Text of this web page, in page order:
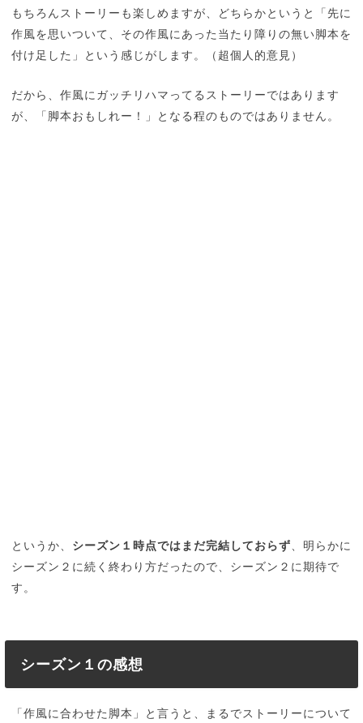
もちろんストーリーも楽しめますが、どちらかというと「先に
作風を思いついて、その作風にあった当たり障りの無い脚本を
付け足した」という感じがします。（超個人的意見）
だから、作風にガッチリハマってるストーリーではあります
が、「脚本おもしれー！」となる程のものではありません。
というか、 シーズン１時点ではまだ完結しておらず 、明らかに
シーズン２に続く終わり方だったので、シーズン２に期待で
す。
シーズン１の感想
「作風に合わせた脚本」と言うと、まるでストーリーについて